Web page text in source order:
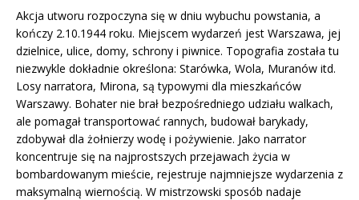
Akcja utworu rozpoczyna się w dniu wybuchu powstania, a
kończy 2.10.1944 roku. Miejscem wydarzeń jest Warszawa, jej
dzielnice, ulice, domy, schrony i piwnice. Topografia została tu
niezwykle dokładnie określona: Starówka, Wola, Muranów itd.
Losy narratora, Mirona, są typowymi dla mieszkańców
Warszawy. Bohater nie brał bezpośredniego udziału walkach,
ale pomagał transportować rannych, budował barykady,
zdobywał dla żołnierzy wodę i pożywienie. Jako narrator
koncentruje się na najprostszych przejawach życia w
bombardowanym mieście, rejestruje najmniejsze wydarzenia z
maksymalną wiernością. W mistrzowski sposób nadaje